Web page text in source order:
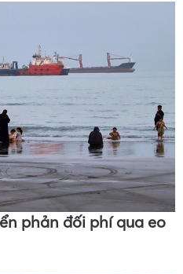
phản đối phí qua eo